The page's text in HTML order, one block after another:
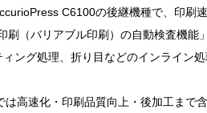
C6100の後継機種で、印刷
（バリアブル印刷）の自動検査機能
ング処理、折り目などのインライン
高速化・印刷品質向上・後加工まで